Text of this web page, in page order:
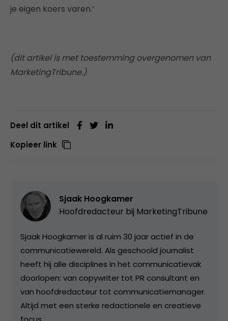
je eigen koers varen.’
(dit artikel is met toestemming overgenomen van
MarketingTribune.)
Deel dit artikel
Kopieer link
Sjaak Hoogkamer
Hoofdredacteur bij MarketingTribune
Sjaak Hoogkamer is al ruim 30 jaar actief in de
communicatiewereld. Als geschoold journalist
heeft hij alle disciplines in het communicatievak
doorlopen: van copywriter tot PR consultant en
van hoofdredacteur tot communicatiemanager.
Altijd met een sterke redactionele en creatieve